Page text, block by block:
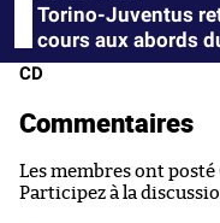
Torino-Juventus
cours aux abords
CD
Commentaires
Les membres ont
Participez à la